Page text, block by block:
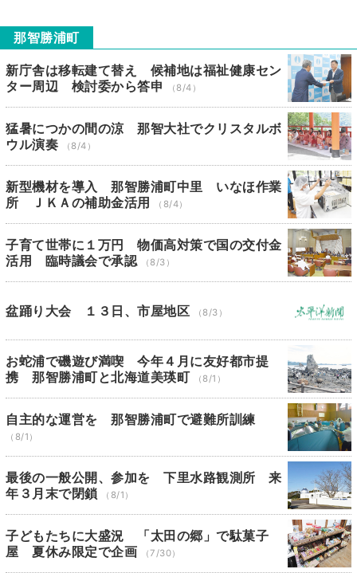
那智勝浦町
新庁舎は移転建て替え 候補地は福祉健康セン
ター周辺 検討委から答申
（8/4）
猛暑につかの間の涼 那智大社でクリスタルボ
ウル演奏
（8/4）
新型機材を導入 那智勝浦町中里 いなほ作業
所 ＪＫＡの補助金活用
（8/4）
子育て世帯に１万円 物価高対策で国の交付金
活用 臨時議会で承認
（8/3）
盆踊り大会 １３日、市屋地区 （8/3）
お蛇浦で磯遊び満喫 今年４月に友好都市提
携 那智勝浦町と北海道美瑛町
（8/1）
自主的な運営を 那智勝浦町で避難所訓練
（8/1）
最後の一般公開、参加を 下里水路観測所 来
年３月末で閉鎖
（8/1）
子どもたちに大盛況 「太田の郷」で駄菓子
屋 夏休み限定で企画
（7/30）